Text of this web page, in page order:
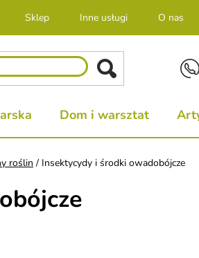
Sklep Inne usługi O nas
Dom i warsztat
roślin / Insektycydy i środki owadobójcze